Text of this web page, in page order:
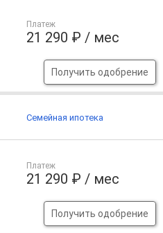
Платеж
21 290 ₽ / мес
Получить одобрение
Платеж
21 290 ₽ / мес
Получить одобрение
Семейная ипотека